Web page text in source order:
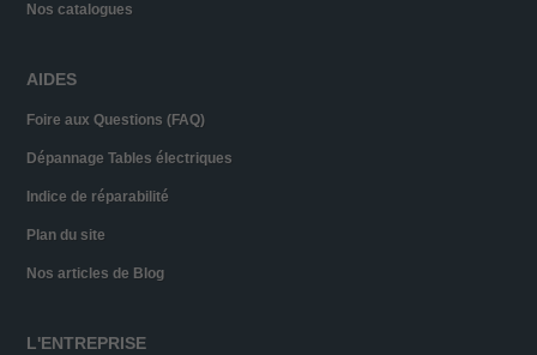
Nos catalogues
AIDES
Foire aux Questions (FAQ)
Dépannage Tables électriques
Indice de réparabilité
Plan du site
Nos articles de Blog
L'ENTREPRISE